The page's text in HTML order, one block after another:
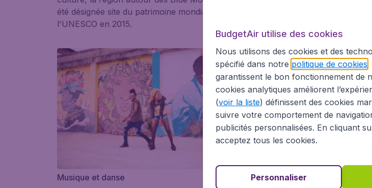
été désignée site du patrimoine mondial de
l'UNESCO en 2015.
Musique et danse
Événements
BudgetAir utilise des cookies
Nous utilisons des cookies et des
spécifié dans notre politique de cookies
garantissent le bon fonctionnement de
cookies analytiques améliorent
(voir la liste) définissent des cookies
suivre votre comportement de
publicités personnalisées. En cliquant
acceptez tous les cookies.
Personnaliser